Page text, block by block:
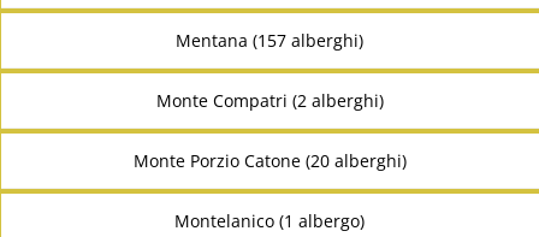
Mentana (157 alberghi)
Monte Compatri (2 alberghi)
Monte Porzio Catone (20 alberghi)
Montelanico (1 albergo)